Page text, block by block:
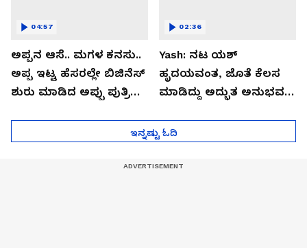
ಅಪ್ಪನ ಆಸೆ.. ಮಗಳ ಕನಸು..
ಅಪ್ಪ ಇಟ್ಟ ಹೆಸರಲ್ಲೇ ಬಿಜಿನೆಸ್​
ಶುರು ಮಾಡಿದ ಅಪ್ಪು ಪುತ್ರಿ
04:57
Yash: ನಟ ಯಶ್​
ಹೃದಯವಂತ, ಜೊತೆ ಕೆಲಸ
ಮಾಡಿದ್ದು ಅದ್ಭುತ ಅನುಭವ:
02:36
ಇನ್ನಷ್ಟು ಓದಿ